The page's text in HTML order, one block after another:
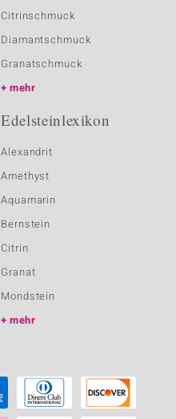
Citrinschmuck
Diamantschmuck
Granatschmuck
mehr
Edelsteinlexikon
Alexandrit
Amethyst
Aquamarin
Bernstein
Citrin
Granat
Mondstein
mehr